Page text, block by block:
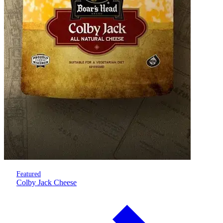
Featured
Colby Jack Cheese